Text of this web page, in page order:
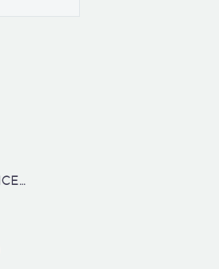
LOT AIRCRAFT MAINTENANCE SERVICES SP. Z O.O.